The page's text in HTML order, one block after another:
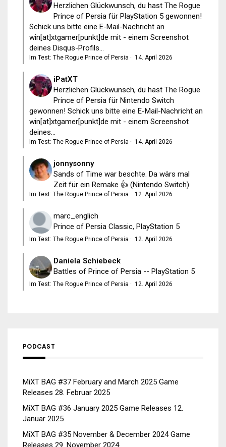
Herzlichen Glückwunsch, du hast The Rogue
Prince of Persia für PlayStation 5 gewonnen!
Schick uns bitte eine E-Mail-Nachricht an
win[at]xtgamer[punkt]de mit - einem Screenshot
deines Disqus-Profils...
Im Test: The Rogue Prince of Persia · 14. April 2026
iPatXT
Herzlichen Glückwunsch, du hast The Rogue
Prince of Persia für Nintendo Switch
gewonnen! Schick uns bitte eine E-Mail-Nachricht an
win[at]xtgamer[punkt]de mit - einem Screenshot
deines...
Im Test: The Rogue Prince of Persia · 14. April 2026
jonnysonny
Sands of Time war beschte. Da wärs mal
Zeit für ein Remake 👍 (Nintendo Switch)
Im Test: The Rogue Prince of Persia · 12. April 2026
marc_englich
Prince of Persia Classic, PlayStation 5
Im Test: The Rogue Prince of Persia · 12. April 2026
Daniela Schiebeck
Battles of Prince of Persia -- PlayStation 5
Im Test: The Rogue Prince of Persia · 12. April 2026
PODCAST
MiXT BAG #37 February and March 2025 Game
Releases 28. Februar 2025
MiXT BAG #36 January 2025 Game Releases 12.
Januar 2025
MiXT BAG #35 November & December 2024 Game
Releases 29. November 2024